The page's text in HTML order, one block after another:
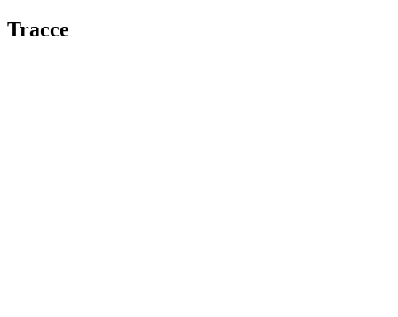
Tracce